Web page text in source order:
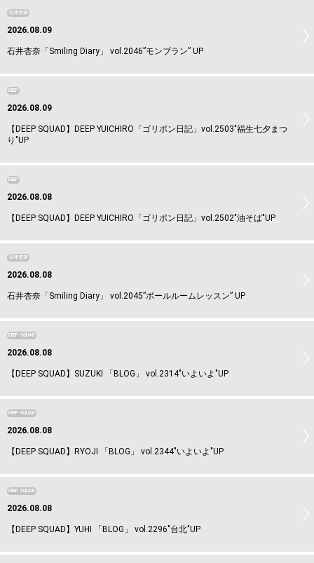
石井杏奈
2026.08.09
石井杏奈「Smiling Diary」 vol.2046”モンブラン” UP
DEEP
2026.08.09
【DEEP SQUAD】DEEP YUICHIRO「ゴリポン日記」vol.2503"福生七夕まつ
り"UP
DEEP
2026.08.08
【DEEP SQUAD】DEEP YUICHIRO「ゴリポン日記」vol.2502"油そば"UP
石井杏奈
2026.08.08
石井杏奈「Smiling Diary」 vol.2045”ボールルームレッスン” UP
DEEP SQUAD
2026.08.08
【DEEP SQUAD】SUZUKI 「BLOG」 vol.2314"いよいよ"UP
DEEP SQUAD
2026.08.08
【DEEP SQUAD】RYOJI 「BLOG」 vol.2344"いよいよ"UP
DEEP SQUAD
2026.08.08
【DEEP SQUAD】YUHI 「BLOG」 vol.2296"台北"UP